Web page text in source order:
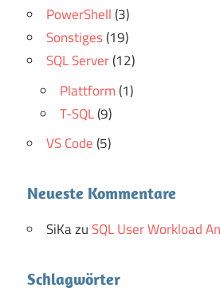
PowerShell(3)
Sonstiges(19)
SQL Server(12)
Plattform(1)
T-SQL(9)
VS Code(5)
Neueste Kommentare
SiKazuSQL User Workload
Schlagwörter